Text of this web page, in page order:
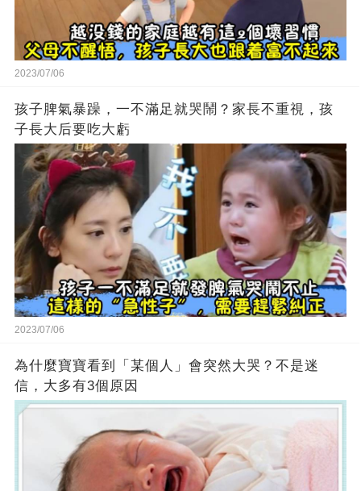
2023/07/06
孩子脾氣暴躁，一不滿足就哭鬧？家長不重視，孩
子長大后要吃大虧
2023/07/06
為什麼寶寶看到「某個人」會突然大哭？不是迷
信，大多有3個原因